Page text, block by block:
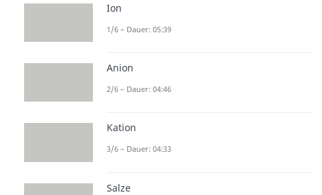
Ion
1/6 – Dauer: 05:39
Anion
2/6 – Dauer: 04:46
Kation
3/6 – Dauer: 04:33
Salze